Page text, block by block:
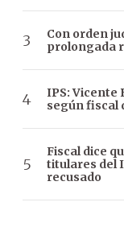
Con orden
prolongada
IPS: Vicente
según fiscal
Fiscal dice
titulares del
recusado